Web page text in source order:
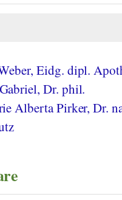
Eidg. dipl.
Dr. phil.
Alberta Pirker, Dr.